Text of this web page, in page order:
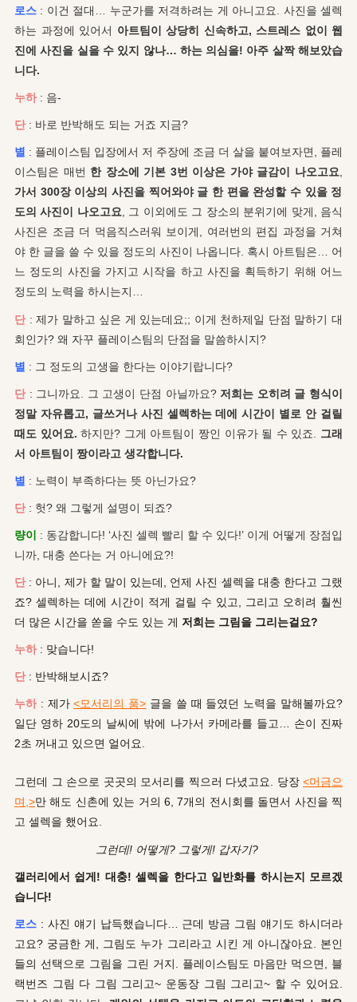
로스 : 이건 절대… 누군가를 저격하려는 게 아니고요. 사진을 셀렉
하는 과정에 있어서 아트팀이 상당히 신속하고, 스트레스 없이 웹
진에 사진을 실을 수 있지 않나… 하는 의심을! 아주 살짝 해보았습
니다.
누하 : 음-
단 : 바로 반박해도 되는 거죠 지금?
별 : 플레이스팀 입장에서 저 주장에 조금 더 살을 붙여보자면, 플레
이스팀은 매번 한 장소에 기본 3번 이상은 가야 글감이 나오고요,
가서 300장 이상의 사진을 찍어와야 글 한 편을 완성할 수 있을 정
도의 사진이 나오고요, 그 이외에도 그 장소의 분위기에 맞게, 음식
사진은 조금 더 먹음직스러워 보이게, 여러번의 편집 과정을 거쳐
야 한 글을 쓸 수 있을 정도의 사진이 나옵니다. 혹시 아트팀은… 어
느 정도의 사진을 가지고 시작을 하고 사진을 획득하기 위해 어느
정도의 노력을 하시는지…
단 : 제가 말하고 싶은 게 있는데요;; 이게 천하제일 단점 말하기 대
회인가? 왜 자꾸 플레이스팀의 단점을 말씀하시지?
별 : 그 정도의 고생을 한다는 이야기랍니다?
단 : 그니까요. 그 고생이 단점 아닐까요? 저 희는 오히려 글 형식이
정말 자유롭고, 글쓰거나 사진 셀렉하는 데에 시간이 별로 안 걸릴
때도 있어요. 하지만? 그게 아트팀이 짱인 이유가 될 수 있죠. 그래
서 아트팀이 짱이라고 생각합니다.
별 : 노력이 부족하다는 뜻 아닌가요?
단 : 헛? 왜 그렇게 설명이 되죠?
량이
: 동감합니다! ‘사진 셀렉 빨리 할 수 있다!’ 이게 어떻게 장점입
니까, 대충 쓴다는 거 아니에요?!
단 : 아니, 제가 할 말이 있는데, 언제 사진 셀렉을 대충 한다고 그랬
죠? 셀렉하는 데에 시간이 적게 걸릴 수 있고, 그리고 오히려 훨씬
더 많은 시간을 쏟을 수도 있는 게 저희는 그림을 그리는걸요?
누하 : 맞습니다!
단 : 반박해보시죠?
누하 : 제가<모서리의 품> 글을 쓸 때 들였던 노력을 말해볼까요?
일단 영하 20도의 날씨에 밖에 나가서 카메라를 들고… 손이 진짜
2초 꺼내고 있으면 얼어요.
그런데 그 손으로 곳곳의 모서리를 찍으러 다녔고요. 당장 <머금으
며,>만 해도 신촌에 있는 거의 6, 7개의 전시회를 돌면서 사진을 찍
고 셀렉을 했어요.
그런데! 어떻게? 그렇게! 갑자기?
갤러리에서 쉽게! 대충! 셀렉을 한다고 일반화를 하시는지 모르겠
습니다!
로스 : 사진 얘기 납득했습니다… 근데 방금 그림 얘기도 하시더라
고요? 궁금한 게, 그림도 누가 그리라고 시킨 게 아니잖아요. 본인
들의 선택으로 그림을 그린 거지. 플레이스팀도 마음만 먹으면, 블
랙번즈 그림 다 그림 그리고~ 운동장 그림 그리고~ 할 수 있어요.